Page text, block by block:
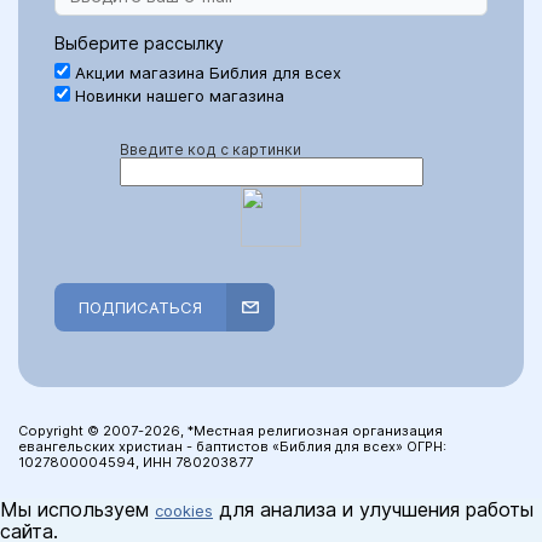
Выберите рассылку
Акции магазина Библия для всех
Новинки нашего магазина
Введите код с картинки
ПОДПИСАТЬСЯ
Copyright © 2007-2026, *Местная религиозная организация
евангельских христиан - баптистов «Библия для всех» ОГРН:
1027800004594, ИНН 780203877
Мы используем cookies для анализа и улучшения работы
сайта.